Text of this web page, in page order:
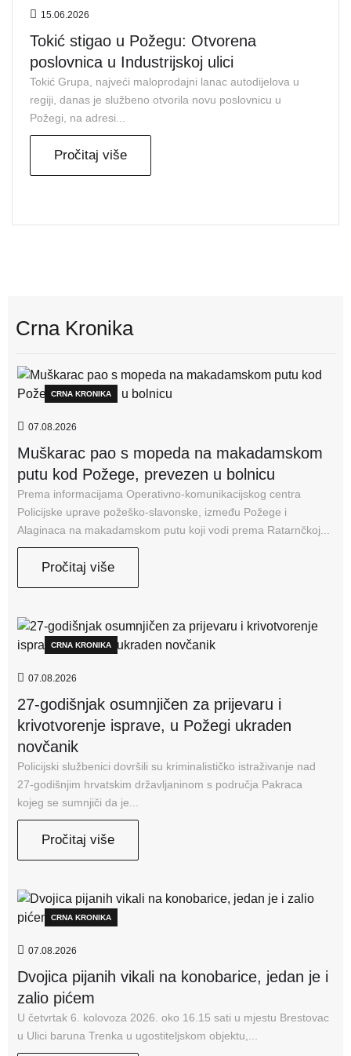
15.06.2026
Tokić stigao u Požegu: Otvorena
poslovnica u Industrijskoj ulici
Tokić Grupa, najveći maloprodajni lanac autodijelova u
regiji, danas je službeno otvorila novu poslovnicu u
Požegi, na adresi...
Pročitaj više
Crna Kronika
CRNA KRONIKA
07.08.2026
Muškarac pao s mopeda na makadamskom
putu kod Požege, prevezen u bolnicu
Prema informacijama Operativno-komunikacijskog centra
Policijske uprave požeško-slavonske, između Požege i
Alaginaca na makadamskom putu koji vodi prema Ratarnčkoj...
Pročitaj više
CRNA KRONIKA
07.08.2026
27-godišnjak osumnjičen za prijevaru i
krivotvorenje isprave, u Požegi ukraden
novčanik
Policijski službenici dovršili su kriminalističko istraživanje nad
27-godišnjim hrvatskim državljaninom s područja Pakraca
kojeg se sumnjiči da je...
Pročitaj više
CRNA KRONIKA
07.08.2026
Dvojica pijanih vikali na konobarice, jedan je i
zalio pićem
U četvrtak 6. kolovoza 2026. oko 16.15 sati u mjestu Brestovac
u Ulici baruna Trenka u ugostiteljskom objektu,...